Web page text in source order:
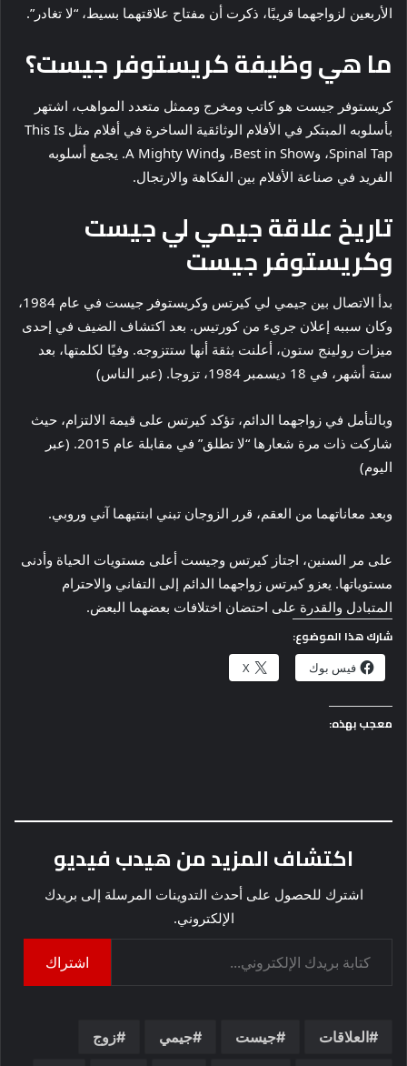
الأربعين لزواجهما قريبًا، ذكرت أن مفتاح علاقتهما بسيط، “لا تغادر”.
ما هي وظيفة كريستوفر جيست؟
كريستوفر جيست هو كاتب ومخرج وممثل متعدد المواهب، اشتهر
بأسلوبه المبتكر في الأفلام الوثائقية الساخرة في أفلام مثل This Is
Spinal Tap، وBest in Show، وA Mighty Wind. يجمع أسلوبه
الفريد في صناعة الأفلام بين الفكاهة والارتجال.
تاريخ علاقة جيمي لي جيست
وكريستوفر جيست
بدأ الاتصال بين جيمي لي كيرتس وكريستوفر جيست في عام 1984،
وكان سببه إعلان جريء من كورتيس. بعد اكتشاف الضيف في إحدى
ميزات رولينج ستون، أعلنت بثقة أنها ستتزوجه. وفيًا لكلمتها، بعد
ستة أشهر، في 18 ديسمبر 1984، تزوجا. (عبر الناس)
وبالتأمل في زواجهما الدائم، تؤكد كيرتس على قيمة الالتزام، حيث
شاركت ذات مرة شعارها “لا تطلق” في مقابلة عام 2015. (عبر
اليوم)
وبعد معاناتهما من العقم، قرر الزوجان تبني ابنتيهما آني وروبي.
على مر السنين، اجتاز كيرتس وجيست أعلى مستويات الحياة وأدنى
مستوياتها. يعزو كيرتس زواجهما الدائم إلى التفاني والاحترام
المتبادل والقدرة على احتضان اختلافات بعضهما البعض.
شارك هذا الموضوع:
فيس بوك X
معجب بهذه:
اكتشاف المزيد من هيدب فيديو
اشترك للحصول على أحدث التدوينات المرسلة إلى بريدك
الإلكتروني.
اشتراك
العلاقات جيست جيمي زوج